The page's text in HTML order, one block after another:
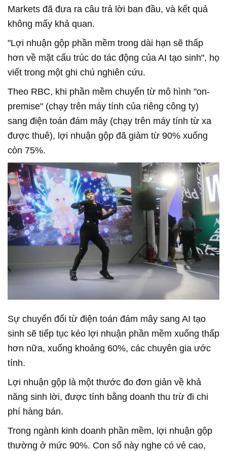
Markets đã đưa ra câu trả lời ban đầu, và kết quả
không mấy khả quan.
"Lợi nhuận gộp phần mềm trong dài hạn sẽ thấp
hơn về mặt cấu trúc do tác động của AI tạo sinh", họ
viết trong một ghi chú nghiên cứu.
Theo RBC, khi phần mềm chuyển từ mô hình "on-
premise" (chạy trên máy tính của riêng công ty)
sang điện toán đám mây (chạy trên máy tính từ xa
được thuê), lợi nhuận gộp đã giảm từ 90% xuống
còn 75%.
Sự chuyển đổi từ điện toán đám mây sang AI tạo
sinh sẽ tiếp tục kéo lợi nhuận phần mềm xuống thấp
hơn nữa, xuống khoảng 60%, các chuyên gia ước
tính.
Lợi nhuận gộp là một thước đo đơn giản về khả
năng sinh lời, được tính bằng doanh thu trừ đi chi
phí hàng bán.
Trong ngành kinh doanh phần mềm, lợi nhuận gộp
thường ở mức 90%. Con số này nghe có vẻ cao,